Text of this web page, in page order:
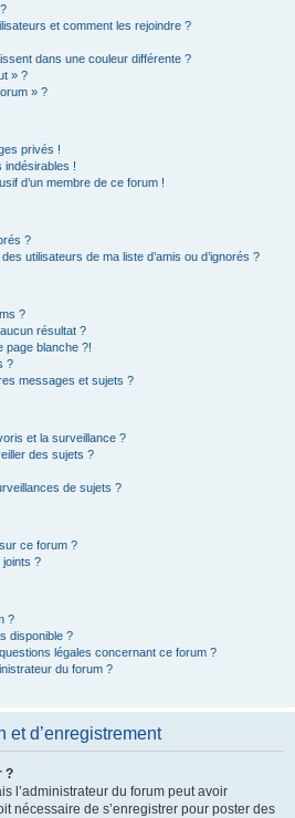
et comment les rejoindre ?
dans une couleur différente ?
» ?
» ?
privés !
!
d’un membre de ce forum !
?
utilisateurs de ma liste d’amis ou d’ignorés ?
?
résultat ?
page blanche ?!
?
messages et sujets ?
et la surveillance ?
des sujets ?
de sujets ?
ce forum ?
?
?
disponible ?
légales concernant ce forum ?
du forum ?
et d’enregistrement
?
l’administrateur du forum peut avoir
nécessaire de s’enregistrer pour poster des